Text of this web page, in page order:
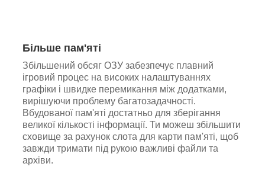
Більше пам'яті
Збільшений обсяг ОЗУ забезпечує плавний
ігровий процес на високих налаштуваннях
графіки і швидке перемикання між додатками,
вирішуючи проблему багатозадачності.
Вбудованої пам'яті достатньо для зберігання
великої кількості інформації. Ти можеш збільшити
сховище за рахунок слота для карти пам'яті, щоб
завжди тримати під рукою важливі файли та
архіви.